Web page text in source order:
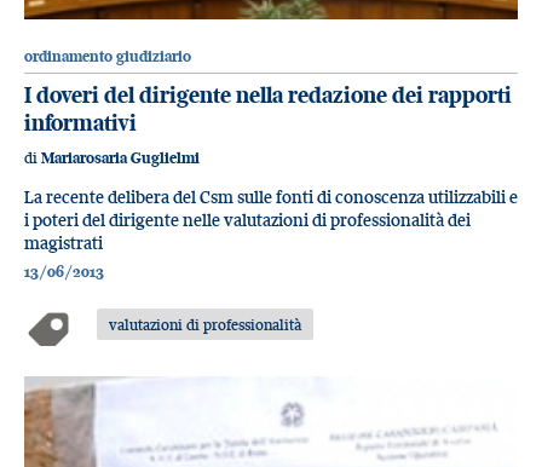
ordinamento giudiziario
I doveri del dirigente nella redazione dei rapporti
informativi
di Mariarosaria Guglielmi
La recente delibera del Csm sulle fonti di conoscenza utilizzabili e
i poteri del dirigente nelle valutazioni di professionalità dei
magistrati
13/06/2013
valutazioni di professionalità